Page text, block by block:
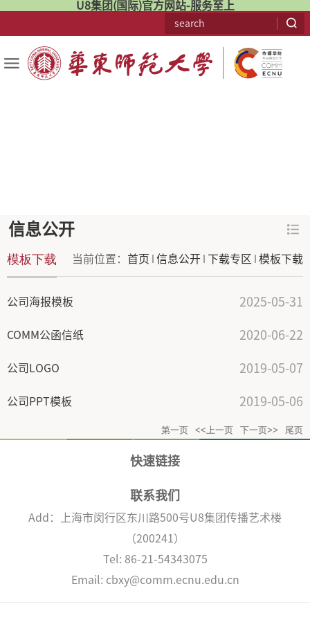
U8集团(国际)官方网站-服务至上
信息公开
当前位置： 首页 信息公开 下载专区 模板下载
模板下载
公司海报模板 2025-05-31
COMM公函信纸 2020-06-22
公司LOGO 2019-05-07
公司PPT模板 2019-05-06
第一页 <<上一页 下一页>> 尾页
快速链接
联系我们
Add：上海市闵行区东川路500号U8集团传播艺术楼
（200241）
Tel: 86-21-54343075
Email: cbxy@comm.ecnu.edu.cn